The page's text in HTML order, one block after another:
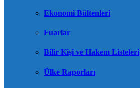
Ekonomi Bültenleri
Fuarlar
Bilir Kişi ve Hakem Listeleri
Ülke Raporları